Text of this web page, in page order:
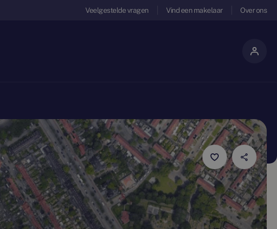
Veelgestelde vragen Vind een makelaar Over ons